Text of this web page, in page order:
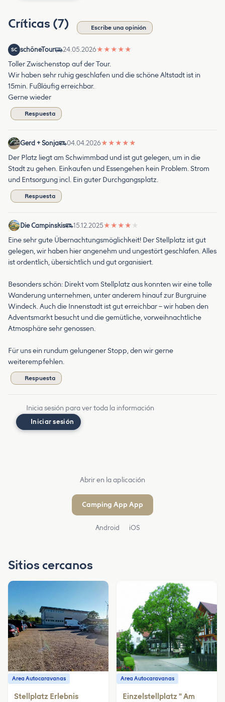
Críticas (7) Escribe una opinión
SC schöneTour 24.05.2026★ ★ ★ ★ ★
Toller Zwischenstop auf der Tour.
Wir haben sehr ruhig geschlafen und die schöne Altstadt ist in
15min. Fußläufig erreichbar.
Gerne wieder
Respuesta
Gerd + Sonja 04.04.2026★ ★ ★ ★ ★
Der Platz liegt am Schwimmbad und ist gut gelegen, um in die
Stadt zu gehen. Einkaufen und Essengehen kein Problem. Strom
und Entsorgung incl. Ein guter Durchgangsplatz.
Respuesta
Die Campinskis 15.12.2025★ ★ ★ ★ ★
Eine sehr gute Übernachtungsmöglichkeit! Der Stellplatz ist gut
gelegen, wir haben hier angenehm und ungestört geschlafen. Alles
ist ordentlich, übersichtlich und gut organisiert.
Besonders schön: Direkt vom Stellplatz aus konnten wir eine tolle
Wanderung unternehmen, unter anderem hinauf zur Burgruine
Windeck. Auch die Innenstadt ist gut erreichbar – wir haben den
Adventsmarkt besucht und die gemütliche, vorweihnachtliche
Atmosphäre sehr genossen.
Für uns ein rundum gelungener Stopp, den wir gerne
weiterempfehlen.
Respuesta
Inicia sesión para ver toda la información
Iniciar sesión
Abrir en la aplicación
Camping App App
Android iOS
Sitios cercanos
Area Autocaravanas
Stellplatz Erlebnis
Area Autocaravanas
Einzelstellplatz " Am